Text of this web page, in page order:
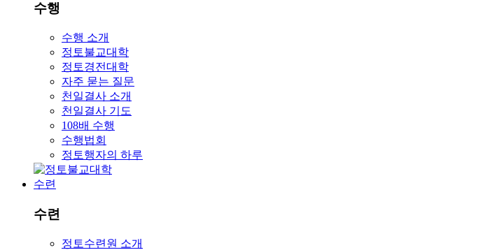
수행
수행 소개
정토불교대학
정토경전대학
자주 묻는 질문
천일결사 소개
천일결사 기도
108배 수행
수행법회
정토행자의 하루
수련
수련
정토수련원 소개